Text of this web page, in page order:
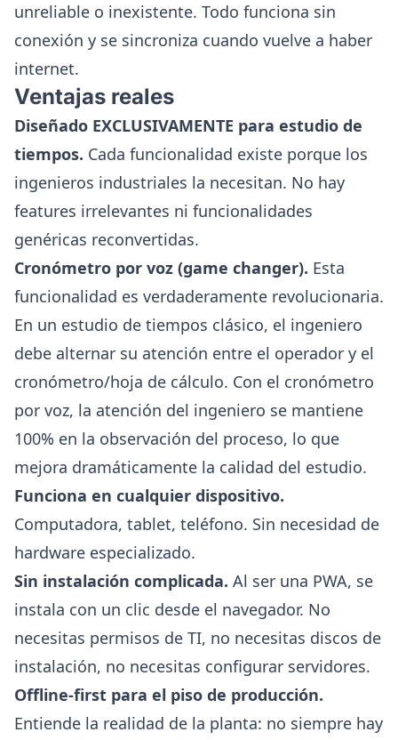
unreliable o inexistente. Todo funciona sin
conexión y se sincroniza cuando vuelve a haber
internet.
Ventajas reales
Diseñado EXCLUSIVAMENTE para estudio de
tiempos. Cada funcionalidad existe porque los
ingenieros industriales la necesitan. No hay
features irrelevantes ni funcionalidades
genéricas reconvertidas.
Cronómetro por voz (game changer). Esta
funcionalidad es verdaderamente revolucionaria.
En un estudio de tiempos clásico, el ingeniero
debe alternar su atención entre el operador y el
cronómetro/hoja de cálculo. Con el cronómetro
por voz, la atención del ingeniero se mantiene
100% en la observación del proceso, lo que
mejora dramáticamente la calidad del estudio.
Funciona en cualquier dispositivo.
Computadora, tablet, teléfono. Sin necesidad de
hardware especializado.
Sin instalación complicada. Al ser una PWA, se
instala con un clic desde el navegador. No
necesitas permisos de TI, no necesitas discos de
instalación, no necesitas configurar servidores.
Offline-first para el piso de producción.
Entiende la realidad de la planta: no siempre hay